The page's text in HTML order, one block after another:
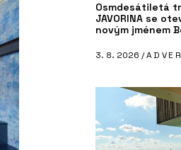
Osmdesátiletá
JAVORINA se
novým jménem
3. 8. 2026 /